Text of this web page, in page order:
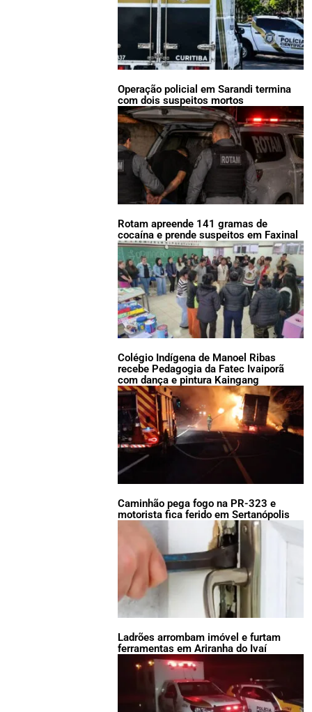
Operação policial em Sarandi termina
com dois suspeitos mortos
Rotam apreende 141 gramas de
cocaína e prende suspeitos em Faxinal
Colégio Indígena de Manoel Ribas
recebe Pedagogia da Fatec Ivaiporã
com dança e pintura Kaingang
Caminhão pega fogo na PR-323 e
motorista fica ferido em Sertanópolis
Ladrões arrombam imóvel e furtam
ferramentas em Ariranha do Ivaí